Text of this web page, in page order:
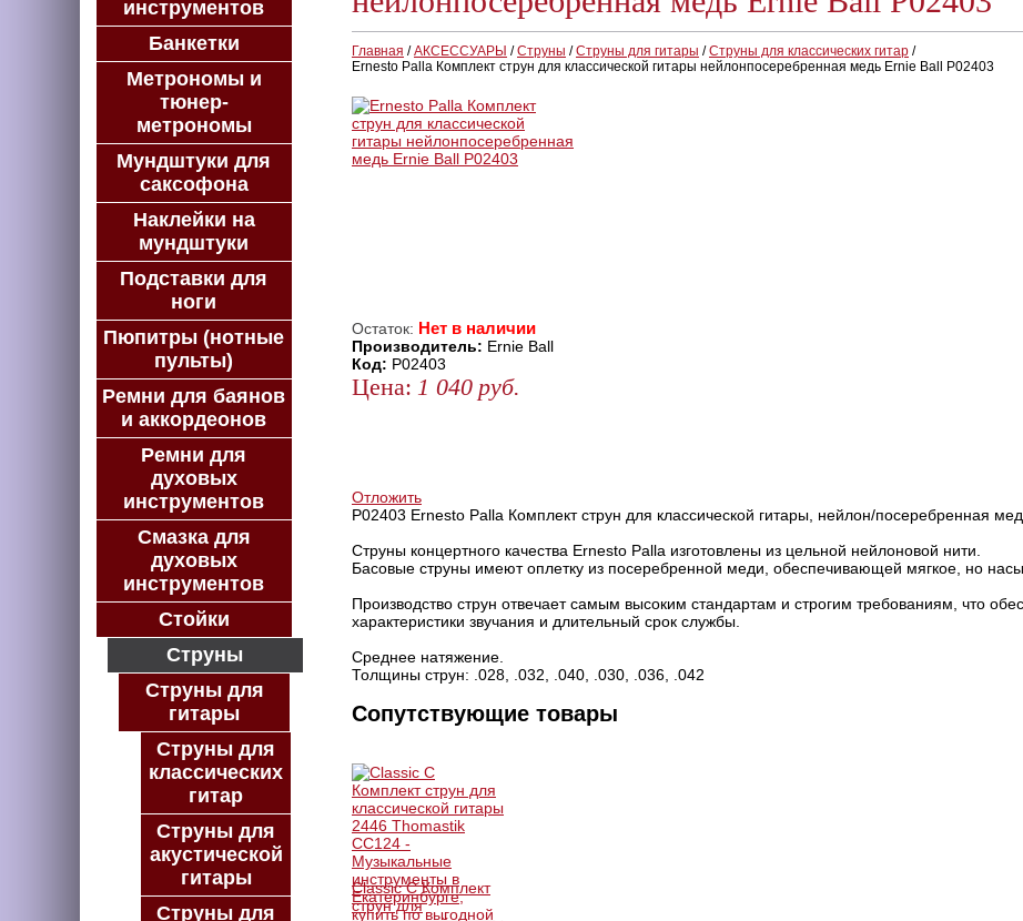
Главная /АКСЕССУАРЫ /Струны /Струны для гитары /Струны для классических гитар /
Ernesto Palla Комплект струн для классической гитары нейлонпосеребренная медь Ernie Ball P02403
Остаток: Нет в наличии
Производитель: Ernie Ball
Код: P02403
Цена: 1 040 руб.
Отложить
P02403 Ernesto Palla Комплект струн для классической гитары, нейлон/посеребренная
Струны концертного качества Ernesto Palla изготовлены из цельной нейлоновой нити.
Басовые струны имеют оплетку из посеребренной меди, обеспечивающей мягкое, но
Производство струн отвечает самым высоким стандартам и строгим требованиям, что
характеристики звучания и длительный срок службы.
Среднее натяжение.
Толщины струн: .028, .032, .040, .030, .036, .042
Сопутствующие товары
Classic C Комплект
струн для
инструментов
Банкетки
Метрономы и
тюнер-
метрономы
Мундштуки для
саксофона
Наклейки на
мундштуки
Подставки для
ноги
Пюпитры (нотные
пульты)
Ремни для баянов
и аккордеонов
Ремни для
духовых
инструментов
Смазка для
духовых
инструментов
Стойки
Струны
Струны для
гитары
Струны для
классических
гитар
Струны для
акустической
гитары
Струны для